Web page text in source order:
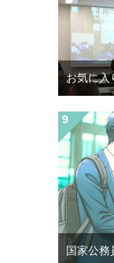
お気に入
国家公務